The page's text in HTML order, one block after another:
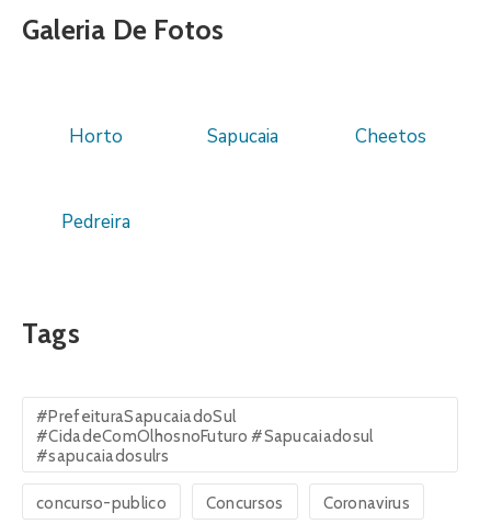
Galeria De Fotos
Horto Sapucaia Cheetos
Pedreira
Tags
#PrefeituraSapucaiadoSul
#CidadeComOlhosnoFuturo #Sapucaiadosul
#sapucaiadosulrs
concurso-publico Concursos Coronavirus